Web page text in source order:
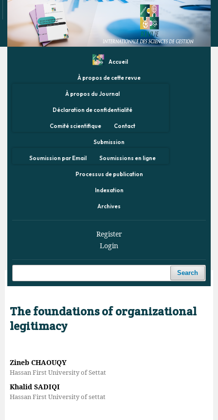
Accueil
À propos de cette revue
À propos du Journal
Déclaration de confidentialité
Comité scientifique Contact
Submission
Soumission par Email Soumissions en ligne
Processus de publication
Indexation
Archives
Register
Login
Search
Home / Archives / Vol. 6 No. 4 (2023) / Articles
The foundations of organizational
legitimacy
Zineb CHAOUQY
Hassan First University of Settat
Khalid SADIQI
Hassan First University of settat